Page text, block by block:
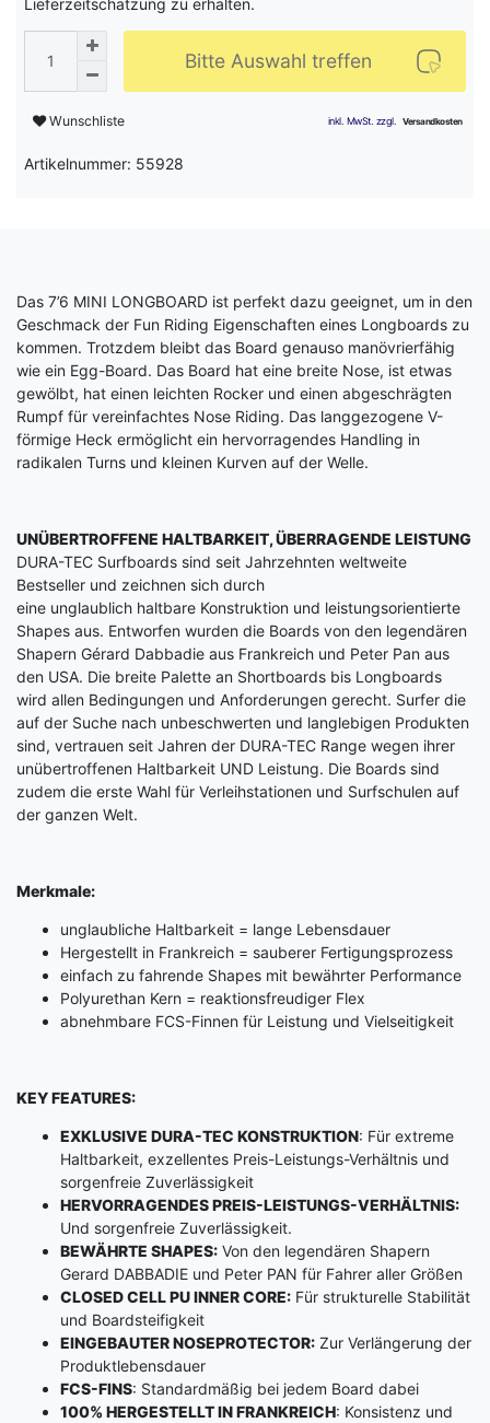
Bitte Auswahl treffen
Wunschliste
Artikelnummer: 55928
Das 7’6 MINI LONGBOARD ist perfekt dazu geeignet, um in den
Geschmack der Fun Riding Eigenschaften eines Longboards zu
kommen. Trotzdem bleibt das Board genauso manövrierfähig
wie ein Egg-Board. Das Board hat eine breite Nose, ist etwas
gewölbt, hat einen leichten Rocker und einen abgeschrägten
Rumpf für vereinfachtes Nose Riding. Das langgezogene V-
förmige Heck ermöglicht ein hervorragendes Handling in
radikalen Turns und kleinen Kurven auf der Welle.
UNÜBERTROFFENE HALTBARKEIT, ÜBERRAGENDE LEISTUNG
DURA-TEC Surfboards sind seit Jahrzehnten weltweite
Bestseller und zeichnen sich durch
eine unglaublich haltbare Konstruktion und leistungsorientierte
Shapes aus. Entworfen wurden die Boards von den legendären
Shapern Gérard Dabbadie aus Frankreich und Peter Pan aus
den USA. Die breite Palette an Shortboards bis Longboards
wird allen Bedingungen und Anforderungen gerecht. Surfer die
auf der Suche nach unbeschwerten und langlebigen Produkten
sind, vertrauen seit Jahren der DURA-TEC Range wegen ihrer
unübertroffenen Haltbarkeit UND Leistung. Die Boards sind
zudem die erste Wahl für Verleihstationen und Surfschulen auf
der ganzen Welt.
Merkmale:
unglaubliche Haltbarkeit = lange Lebensdauer
Hergestellt in Frankreich = sauberer Fertigungsprozess
einfach zu fahrende Shapes mit bewährter Performance
Polyurethan Kern = reaktionsfreudiger Flex
abnehmbare FCS-Finnen für Leistung und Vielseitigkeit
KEY FEATURES:
EXKLUSIVE DURA-TEC KONSTRUKTION: Für extreme
Haltbarkeit, exzellentes Preis-Leistungs-Verhältnis und
sorgenfreie Zuverlässigkeit
HERVORRAGENDES PREIS-LEISTUNGS-VERHÄLTNIS:
Und sorgenfreie Zuverlässigkeit.
BEWÄHRTE SHAPES: Von den legendären Shapern
Gerard DABBADIE und Peter PAN für Fahrer aller Größen
CLOSED CELL PU INNER CORE: Für strukturelle Stabilität
und Boardsteifigkeit
EINGEBAUTER NOSEPROTECTOR: Zur Verlängerung der
Produktlebensdauer
FCS-FINS: Standardmäßig bei jedem Board dabei
100% HERGESTELLT IN FRANKREICH: Konsistenz und